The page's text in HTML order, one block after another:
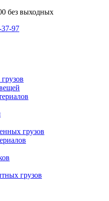
без выходных
97
грузов
грузов